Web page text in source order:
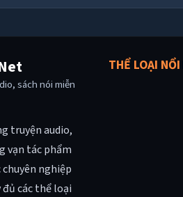
sách nói miễn
truyện audio,
vạn tác phẩm
chuyên nghiệp
các thể loại
THỂ LOẠI